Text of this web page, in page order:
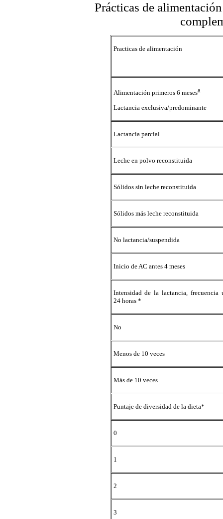
Prácticas de
Practicas de alimentación
Alimentación primeros 6 mesesa
Lactancia exclusiva/predominante
Lactancia parcial
Leche en polvo reconstituida
Sólidos sin leche reconstituida
Sólidos más leche reconstituida
No lactancia/suspendida
Inicio de AC antes 4 meses
Intensidad de la lactancia, frecuencia
24 horas *
No
Menos de 10 veces
Más de 10 veces
Puntaje de diversidad de la dieta*
0
1
2
3